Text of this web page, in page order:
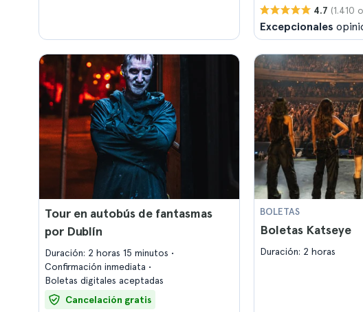
4.7 (1.410
Excepcionales
Tour en autobús de fantasmas
por Dublín
Duración: 2 horas 15 minutos
Confirmación inmediata
Boletas digitales aceptadas
Cancelación gratis
BOLETAS
Boletas Katseye
Duración: 2 horas